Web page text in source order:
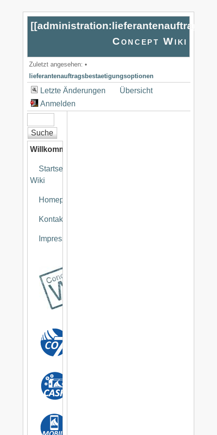
[[
Concept Wiki
Zuletzt angesehen: •
lieferantenauftragsbestaetigungsoptionen
Letzte Änderungen
Übersicht
Anmelden
Willkommen
Startseite
Wiki
Homepage
Kontakt
Impressum